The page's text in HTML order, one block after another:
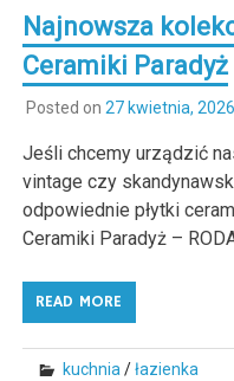
Najnowsza
Ceramiki Paradyż
Posted on 27 kwietnia, 2026
Jeśli chcemy urządzić
vintage czy
odpowiednie płytki
Ceramiki Paradyż –
READ MORE
kuchnia/łazienka